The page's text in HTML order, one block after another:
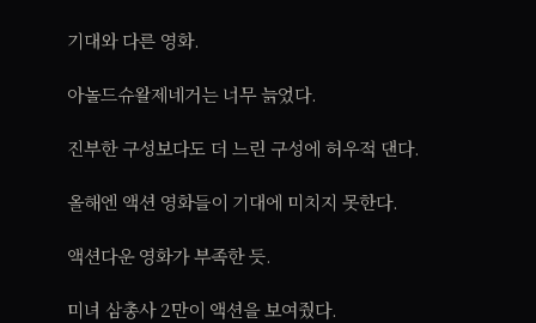
기대와 다른 영화.
아놀드슈왈제네거는 너무 늙었다.
진부한 구성보다도 더 느린 구성에 허우적 댄다.
올해엔 액션 영화들이 기대에 미치지 못한다.
액션다운 영화가 부족한 듯.
미녀 삼총사 2만이 액션을 보여줬다.